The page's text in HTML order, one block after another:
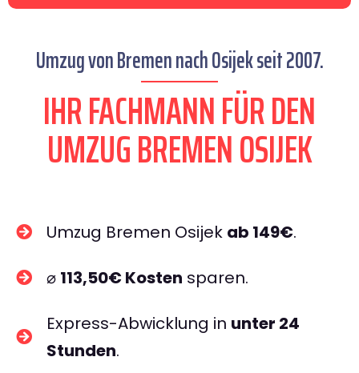
Umzug von Bremen nach Osijek seit 2007.
IHR FACHMANN FÜR DEN
UMZUG BREMEN OSIJEK
Umzug Bremen Osijek ab 149€.
⌀ 113,50€ Kosten sparen.
Express-Abwicklung in unter 24
Stunden.